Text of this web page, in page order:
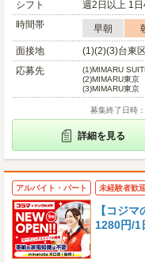
シフト
週2日以上 1
時間帯
早朝
面接地
(1)(2)(3)台東区
応募先
(1)MIMARU
(2)MIMARU東
(3)MIMARU東京
募集終了日時
詳細を見る
アルバイト・パート 未経験者歓迎
【コジ
1280円/1